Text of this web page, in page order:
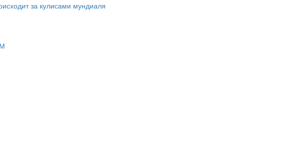
за кулисами мундиаля